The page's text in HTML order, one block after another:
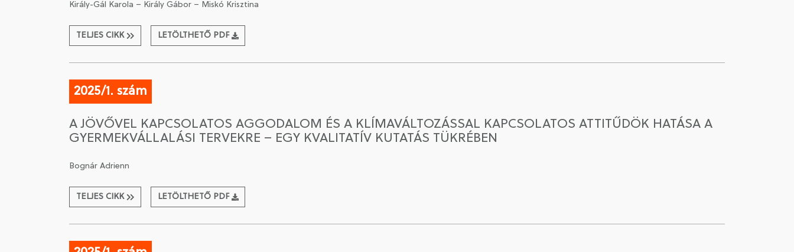
Király-Gál Karola – Király Gábor – Miskó Krisztina
TELJES CIKK LETÖLTHETŐ PDF
2025/1. szám
A JÖVŐVEL KAPCSOLATOS AGGODALOM ÉS A KLÍMAVÁLTOZÁSSAL KAPCSOLATOS ATTITŰDÖK HATÁSA A
GYERMEKVÁLLALÁSI TERVEKRE – EGY KVALITATÍV KUTATÁS TÜKRÉBEN
Bognár Adrienn
TELJES CIKK LETÖLTHETŐ PDF